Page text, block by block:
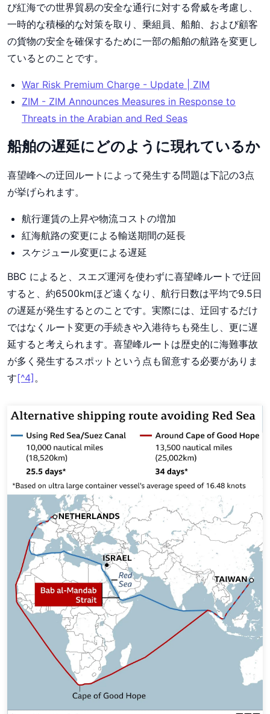
び紅海での世界貿易の安全な通行に対する脅威を考慮し、
一時的な積極的な対策を取り、乗組員、船舶、および顧客
の貨物の安全を確保するために一部の船舶の航路を変更し
ているとのことです。
War Risk Premium Charge - Update | ZIM
ZIM - ZIM Announces Measures in Response to
Threats in the Arabian and Red Seas
船舶の遅延にどのように現れているか
喜望峰への迂回ルートによって発生する問題は下記の3点
が挙げられます。
航行運賃の上昇や物流コストの増加
紅海航路の変更による輸送期間の延長
スケジュール変更による遅延
BBC によると、スエズ運河を使わずに喜望峰ルートで迂回
すると、約6500kmほど遠くなり、航行日数は平均で9.5日
の遅延が発生するとのことです。実際には、迂回するだけ
ではなくルート変更の手続きや入港待ちも発生し、更に遅
延すると考えられます。喜望峰ルートは歴史的に海難事故
が多く発生するスポットという点も留意する必要がありま
す[^4] 。